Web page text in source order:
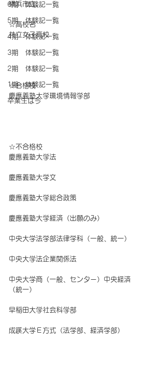
6期 体験記一覧
5期 体験記一覧
4期 体験記一覧
3期 体験記一覧
2期 体験記一覧
1期 体験記一覧
卒業生は今
横浜市立。
☆高校名
共立女子高校
☆合格校
慶應義塾大学環境情報学部
☆不合格校
慶應義塾大学法
慶應義塾大学文
慶應義塾大学総合政策
慶應義塾大学経済（出願のみ）
中央大学法学部法律学科（一般、統一）
中央大学法企業関係法
中央大学商（一般、センター）中央経済
（統一）
早稲田大学社会科学部
成蹊大学Ｅ方式（法学部、経済学部）